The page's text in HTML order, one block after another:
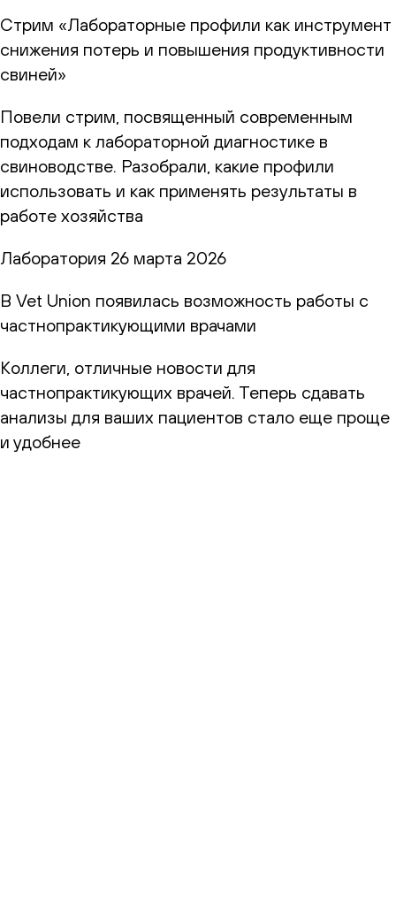
Стрим «Лабораторные профили как инструмент
снижения потерь и повышения продуктивности
свиней»
Повели стрим, посвященный современным
подходам к лабораторной диагностике в
свиноводстве. Разобрали, какие профили
использовать и как применять результаты в
работе хозяйства
Лаборатория 26 марта 2026
В Vet Union появилась возможность работы с
частнопрактикующими врачами
Коллеги, отличные новости для
частнопрактикующих врачей. Теперь сдавать
анализы для ваших пациентов стало еще проще
и удобнее